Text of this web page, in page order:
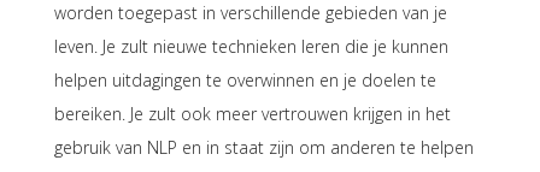
worden toegepast in verschillende gebieden van je
leven. Je zult nieuwe technieken leren die je kunnen
helpen uitdagingen te overwinnen en je doelen te
bereiken. Je zult ook meer vertrouwen krijgen in het
gebruik van NLP en in staat zijn om anderen te helpen